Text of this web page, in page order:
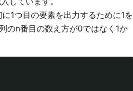
1つ目の要素を出力するために1を
のn番目の数え方が0ではなく1か